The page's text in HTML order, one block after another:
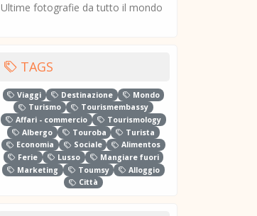
Ultime fotografie da tutto il mondo
TAGS
Viaggi Destinazione
Mondo
Turismo
Tourismembassy
Affari - commercio
Tourismology
Albergo
Touroba
Turista
Economia
Sociale
Alimentos
Ferie
Lusso
Mangiare fuori
Marketing
Toumsy
Alloggio
Città